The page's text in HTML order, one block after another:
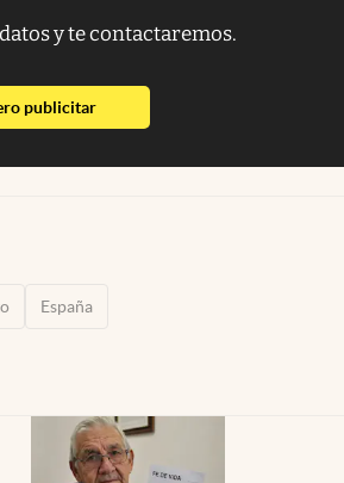
y te contactaremos.
publicitarabre en nueva pestaña
España